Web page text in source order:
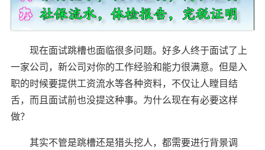
现在面试跳槽也面临很多问题。好多人终于面试了上
一家公司，新公司对你的工作经验和能力很满意。但是入
职的时候要提供工资流水等各种资料，不仅让人瞠目结
舌，而且面试前也没提这种事。为什么现在有必要这样
做？
其实不管是跳槽还是猎头挖人，都需要进行背景调